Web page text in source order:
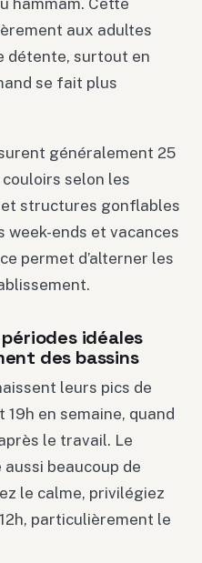
hammam. Cette
aux adultes
détente, surtout en
se fait plus
généralement 25
selon les
structures gonflables
ends et vacances
permet d’alterner les
idéales
des bassins
leurs pics de
en semaine, quand
le travail. Le
beaucoup de
le calme, privilégiez
particulièrement le